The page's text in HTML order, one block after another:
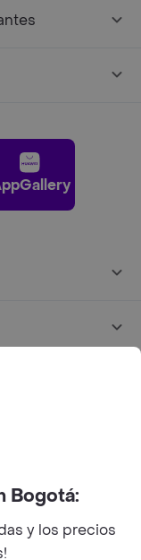
Bogotá:
y los precios